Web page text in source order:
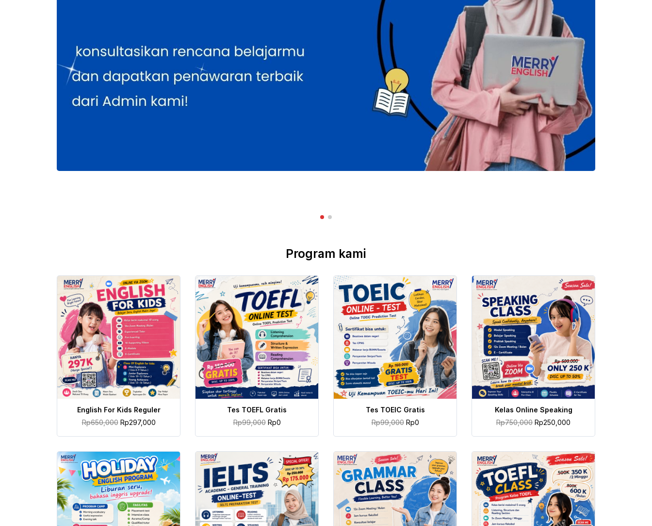
Program kami
TAMBAH KE KERANJANG
English For Kids Reguler
Rp650,000 Rp297,000
TAMBAH KE KERANJANG
Tes TOEFL Gratis
Rp99,000 Rp0
TAMBAH KE KERANJANG
Tes TOEIC Gratis
Rp99,000 Rp0
TAMBAH KE KERANJANG
Kelas Online Speaking
Rp750,000 Rp250,000